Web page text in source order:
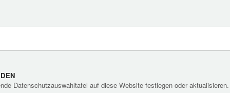
Datenschutzauswahltafel auf diese Website festlegen oder aktualisieren.